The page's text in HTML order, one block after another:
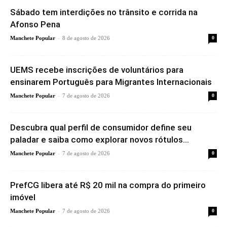
Sábado tem interdições no trânsito e corrida na
Afonso Pena
Manchete Popular - 8 de agosto de 2026 0
UEMS recebe inscrições de voluntários para
ensinarem Português para Migrantes Internacionais
Manchete Popular - 7 de agosto de 2026 0
Descubra qual perfil de consumidor define seu
paladar e saiba como explorar novos rótulos...
Manchete Popular - 7 de agosto de 2026 0
PrefCG libera até R$ 20 mil na compra do primeiro
imóvel
Manchete Popular - 7 de agosto de 2026 0